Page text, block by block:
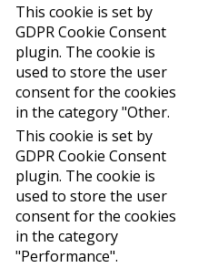
This cookie is set by
GDPR Cookie Consent
plugin. The cookie is
used to store the user
consent for the cookies
in the category "Other.
This cookie is set by
GDPR Cookie Consent
plugin. The cookie is
used to store the user
consent for the cookies
in the category
"Performance".